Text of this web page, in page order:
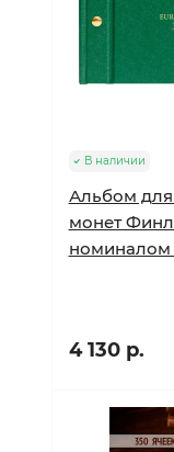
В наличии
Альбом
монет
номиналом
4 130 р.